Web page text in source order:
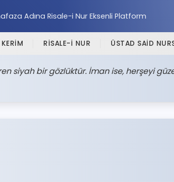
Adına Risale-i Nur Eksenli Platform
RİSALE-İ NUR ÜSTAD SAİD
siyah bir gözlüktür. İman ise, herşeyi